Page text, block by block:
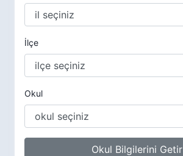
İlçe
Okul
Okul Bilgilerini Getir